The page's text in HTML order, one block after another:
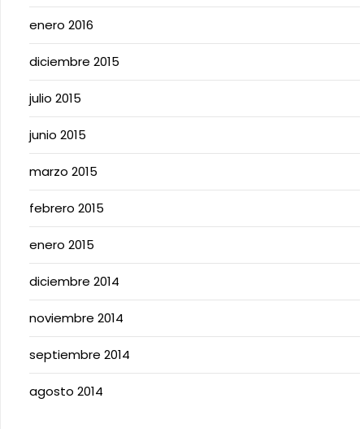
enero 2016
diciembre 2015
julio 2015
junio 2015
marzo 2015
febrero 2015
enero 2015
diciembre 2014
noviembre 2014
septiembre 2014
agosto 2014